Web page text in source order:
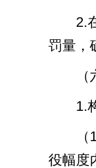
2.
罚量，
1.
（1
役幅度